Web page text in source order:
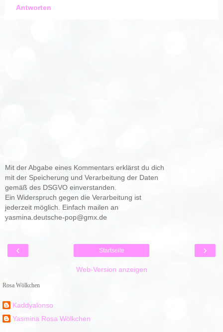
Antworten
Mit der Abgabe eines Kommentars erklärst du dich
mit der Speicherung und Verarbeitung der Daten
gemäß des DSGVO einverstanden.
Ein Widerspruch gegen die Verarbeitung ist
jederzeit möglich. Einfach mailen an
yasmina.deutsche-pop@gmx.de
‹ ›
Startseite
Web-Version anzeigen
Rosa Wölkchen
Kaddyalonso
Yasmina Rosa Wölkchen